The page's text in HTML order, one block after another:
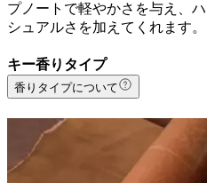
プノートで軽やかさを与え、
シュアルさを加えてくれます。
キー香りタイプ
香りタイプについて